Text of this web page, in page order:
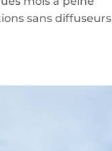
sans diffuseurs